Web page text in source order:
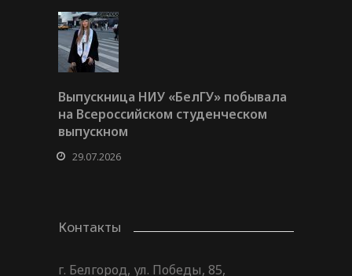
Выпускница НИУ «БелГУ» побывала
на Всероссийском студенческом
выпускном
29.07.2026
Контакты
г. Белгород, ул. Победы, 85,